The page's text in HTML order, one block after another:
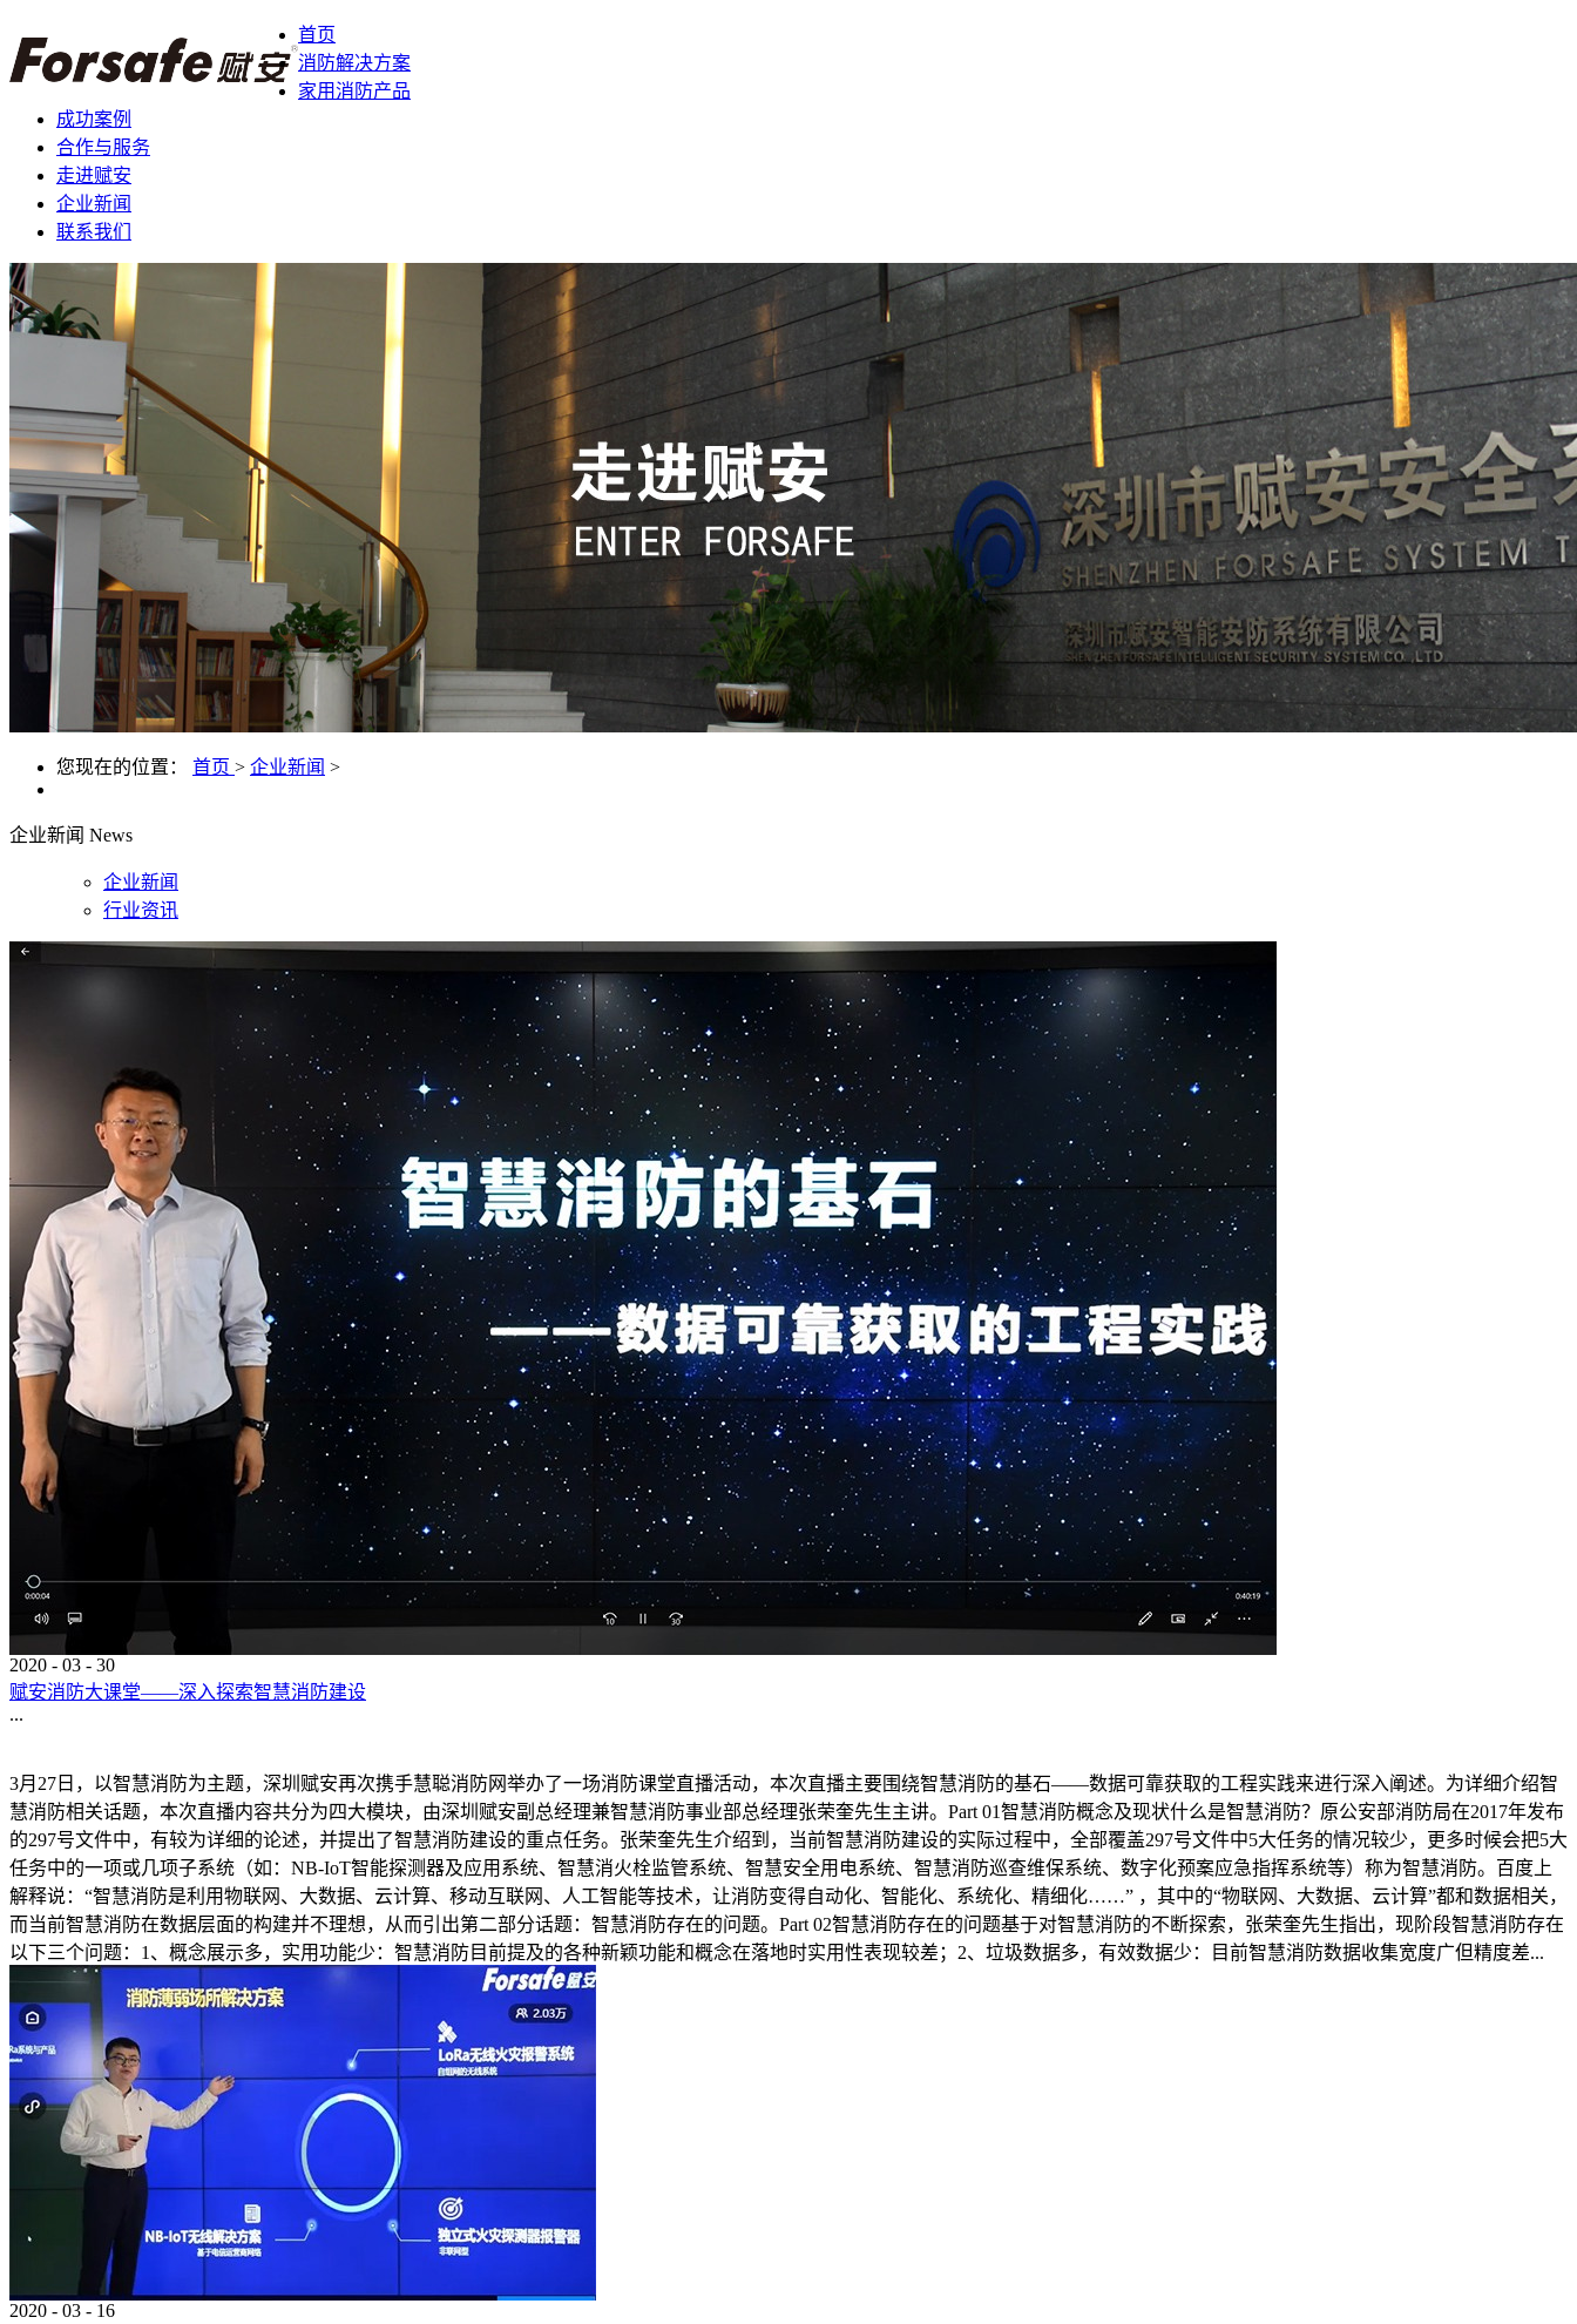
首页
消防解决方案
家用消防产品
成功案例
合作与服务
走进赋安
企业新闻
联系我们
您现在的位置： 首页 > 企业新闻 >
企业新闻 News
企业新闻
行业资讯
2020 - 03 - 30
赋安消防大课堂——深入探索智慧消防建设
...
3月27日，以智慧消防为主题，深圳赋安再次携手慧聪消防网举办了一场消防课堂直播活动，本次直播主要围绕智慧消防的基石——数据可靠获取的工程实践来进行深入阐述。为详细介绍智
慧消防相关话题，本次直播内容共分为四大模块，由深圳赋安副总经理兼智慧消防事业部总经理张荣奎先生主讲。Part 01智慧消防概念及现状什么是智慧消防？原公安部消防局在2017年发布
的297号文件中，有较为详细的论述，并提出了智慧消防建设的重点任务。张荣奎先生介绍到，当前智慧消防建设的实际过程中，全部覆盖297号文件中5大任务的情况较少，更多时候会把5大
任务中的一项或几项子系统（如：NB-IoT智能探测器及应用系统、智慧消火栓监管系统、智慧安全用电系统、智慧消防巡查维保系统、数字化预案应急指挥系统等）称为智慧消防。百度上
解释说：“智慧消防是利用物联网、大数据、云计算、移动互联网、人工智能等技术，让消防变得自动化、智能化、系统化、精细化……” ，其中的“物联网、大数据、云计算”都和数据相关，
而当前智慧消防在数据层面的构建并不理想，从而引出第二部分话题：智慧消防存在的问题。Part 02智慧消防存在的问题基于对智慧消防的不断探索，张荣奎先生指出，现阶段智慧消防存在
以下三个问题：1、概念展示多，实用功能少：智慧消防目前提及的各种新颖功能和概念在落地时实用性表现较差；2、垃圾数据多，有效数据少：目前智慧消防数据收集宽度广但精度差...
2020 - 03 - 16